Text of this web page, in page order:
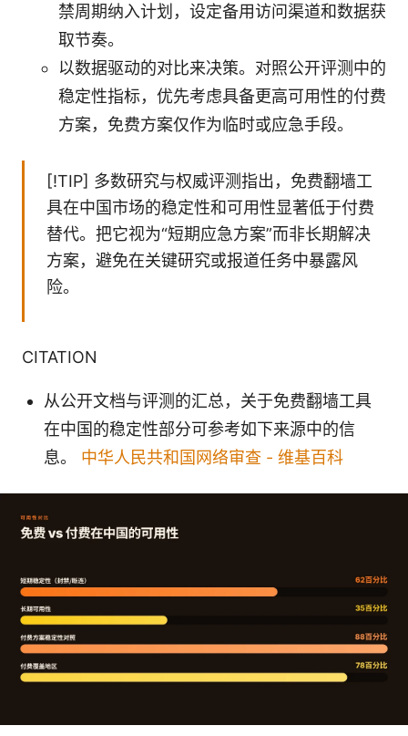
禁周期纳入计划，设定备用访问渠道和数据获
取节奏。
以数据驱动的对比来决策。对照公开评测中的
稳定性指标，优先考虑具备更高可用性的付费
方案，免费方案仅作为临时或应急手段。
[!TIP] 多数研究与权威评测指出，免费翻墙工
具在中国市场的稳定性和可用性显著低于付费
替代。把它视为“短期应急方案”而非长期解决
方案，避免在关键研究或报道任务中暴露风
险。
CITATION
从公开文档与评测的汇总，关于免费翻墙工具
在中国的稳定性部分可参考如下来源中的信
息。 中华人民共和国网络审查 - 维基百科